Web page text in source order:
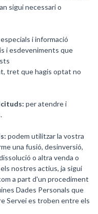
sigui necessari o
i informació
i esdeveniments que
tret que hagis optat no
per atendre i
podem utilitzar la vostra
una fusió, desinversió,
o altra venda o
nostres actius, ja sigui
a part d'un procediment
Dades Personals que
Servei es troben entre els